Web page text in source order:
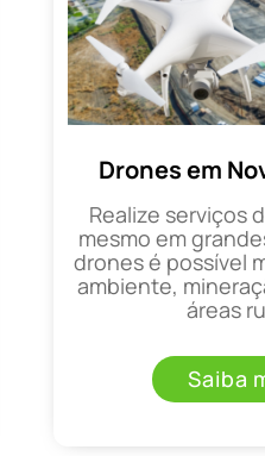
Drones em
Realize serviços
mesmo em
drones é possível
ambiente,
áreas
Saiba